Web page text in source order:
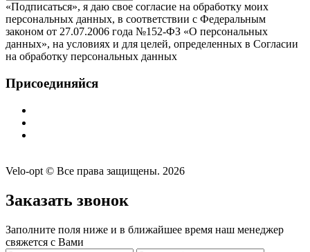
«Подписаться», я даю свое согласие на обработку моих
персональных данных, в соответствии с Федеральным
законом от 27.07.2006 года №152-ФЗ «О персональных
данных», на условиях и для целей, определенных в Согласии
на обработку персональных данных
Присоединяйся
Velo-opt © Все права защищены. 2026
Заказать звонок
Заполните поля ниже и в ближайшее время наш менеджер
свяжется с Вами